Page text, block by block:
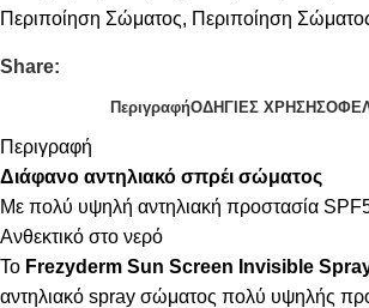
Περιποίηση Σώματος, Περιποίηση
Share:
ΠεριγραφήΟΔΗΓΙΕΣ ΧΡΗΣΗΣ
Περιγραφή
Διάφανο αντηλιακό σπρέι σώματος
Με πολύ υψηλή αντηλιακή προστασία
Ανθεκτικό στο νερό
Το Frezyderm Sun Screen Invisible
αντηλιακό spray σώματος πολύ υψηλής